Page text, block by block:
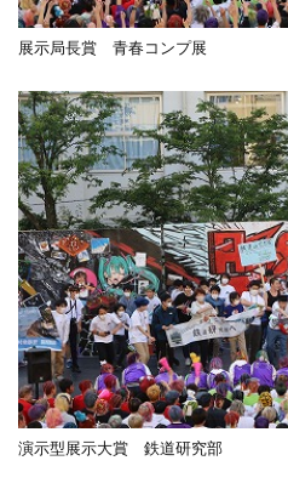
展示局長賞 青春コンプ展
演示型展示大賞 鉄道研究部